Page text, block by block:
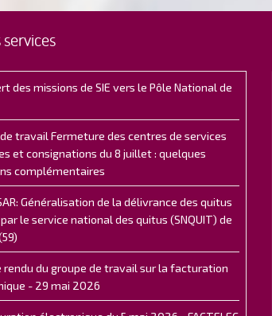
des missions de SIE vers le Pôle National de
travail Fermeture des centres de services
et consignations du 8 juillet : quelques
complémentaires
Généralisation de la délivrance des quitus
le service national des quitus (SNQUIT) de
rendu du groupe de travail sur la facturation
- 29 mai 2026